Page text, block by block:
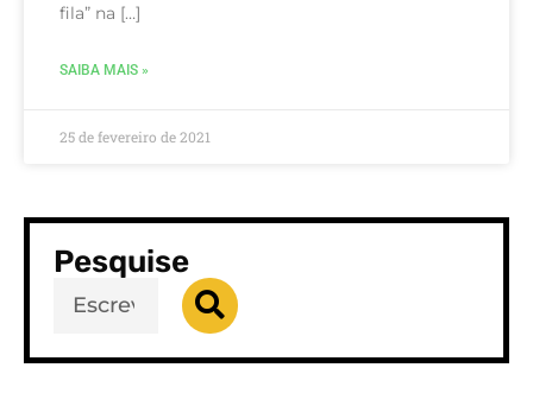
fila” na […]
SAIBA MAIS »
25 de fevereiro de 2021
Pesquise